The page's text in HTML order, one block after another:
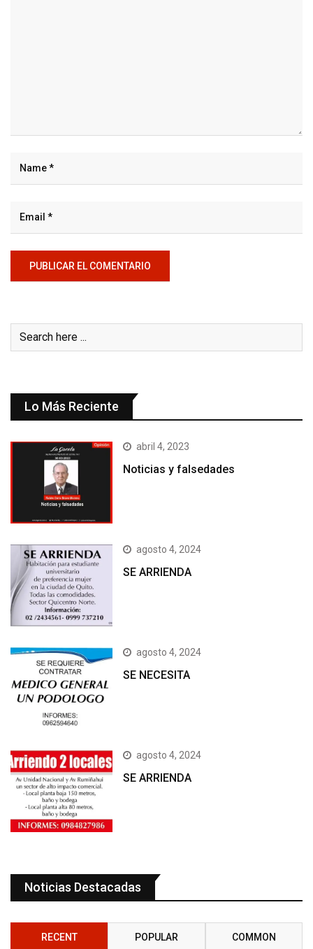
Lo Más Reciente
abril 4, 2023
Noticias y falsedades
agosto 4, 2024
SE ARRIENDA
agosto 4, 2024
SE NECESITA
agosto 4, 2024
SE ARRIENDA
Noticias Destacadas
RECENT POPULAR COMMON